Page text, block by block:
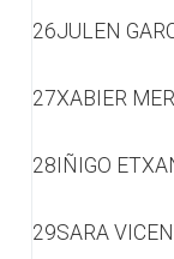
26JULEN
27XABIER
28IÑIGO
29SARA